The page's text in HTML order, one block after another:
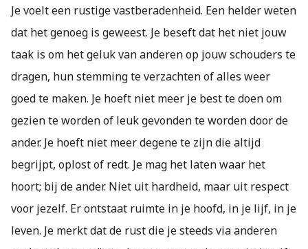
Je voelt een rustige vastberadenheid. Een helder weten
dat het genoeg is geweest. Je beseft dat het niet jouw
taak is om het geluk van anderen op jouw schouders te
dragen, hun stemming te verzachten of alles weer
goed te maken. Je hoeft niet meer je best te doen om
gezien te worden of leuk gevonden te worden door de
ander. Je hoeft niet meer degene te zijn die altijd
begrijpt, oplost of redt. Je mag het laten waar het
hoort; bij de ander. Niet uit hardheid, maar uit respect
voor jezelf. Er ontstaat ruimte in je hoofd, in je lijf, in je
leven. Je merkt dat de rust die je steeds via anderen